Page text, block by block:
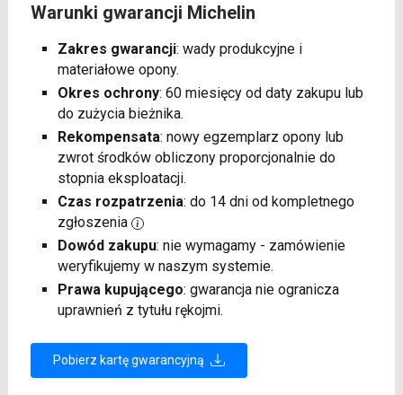
Warunki gwarancji Michelin
Zakres gwarancji: wady produkcyjne i
materiałowe opony.
Okres ochrony: 60 miesięcy od daty zakupu lub
do zużycia bieżnika.
Rekompensata: nowy egzemplarz opony lub
zwrot środków obliczony proporcjonalnie do
stopnia eksploatacji.
Czas rozpatrzenia: do 14 dni od kompletnego
zgłoszenia
Dowód zakupu: nie wymagamy - zamówienie
weryfikujemy w naszym systemie.
Prawa kupującego: gwarancja nie ogranicza
uprawnień z tytułu rękojmi.
Pobierz kartę gwarancyjną